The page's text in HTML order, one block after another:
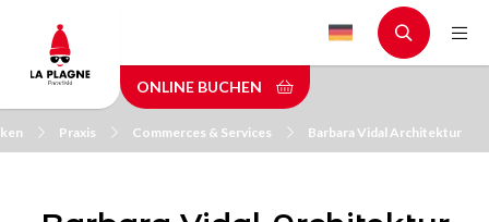
main
content
ONLINE BUCHEN
Praxis Commerces & Services Barbara Vidal Architektur